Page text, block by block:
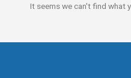
It seems we can't find what